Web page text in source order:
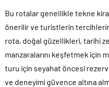
Bu rotalar genellikle tekne
önerilir ve turistlerin
rota, doğal güzellikleri, tarihi
manzaralarını keşfetmek için
turu için seyahat öncesi
ve deneyimi güvence altına